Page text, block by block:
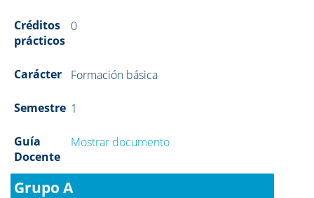
Créditos
prácticos
0
Carácter Formación básica
Semestre 1
Guía
Docente
Mostrar documento
Grupo A